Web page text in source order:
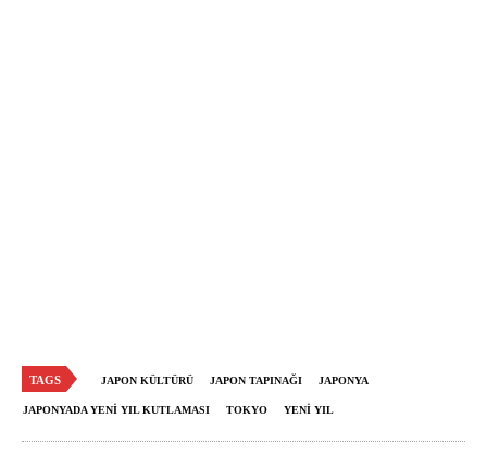
TAGS JAPON KÜLTÜRÜ JAPON TAPINAĞI JAPONYA
JAPONYADA YENI YIL KUTLAMASI TOKYO YENI YIL